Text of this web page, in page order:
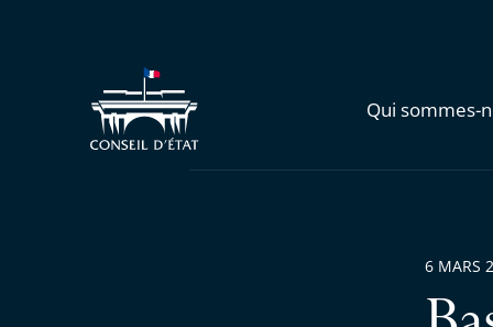
Qui sommes-
6 MARS